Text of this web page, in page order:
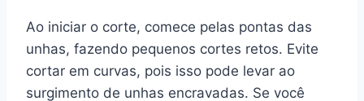
Ao iniciar o corte, comece pelas pontas das
unhas, fazendo pequenos cortes retos. Evite
cortar em curvas, pois isso pode levar ao
surgimento de unhas encravadas. Se você